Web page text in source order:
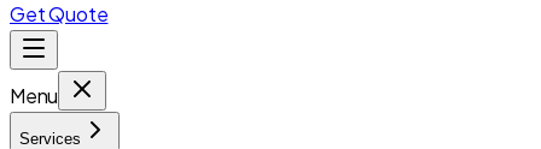
Get Quote
Menu
Services